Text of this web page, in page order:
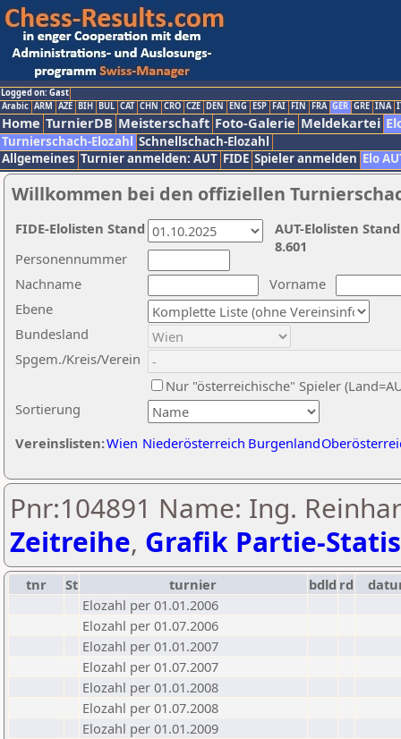
Logged on: Gast
Arabic ARM AZE BIH BUL CAT CHN CRO CZE DEN ENG ESP FAI FIN FRA GER GRE INA
Home TurnierDB Meisterschaft Foto-Galerie Meldekartei
Turnierschach-Elozahl Schnellschach-Elozahl
Allgemeines Turnier anmelden: AUT FIDE Spieler anmelden Elo
Willkommen bei den offiziellen
Nachname
Vorname
Ebene
Sortierung
Personennummer
Bundesland
Spgem./Kreis/Verein
Nur "österreichische" Spieler
Vereinslisten:Wien Niederösterreich Burgenland
AUT-Elolisten
8.601
FIDE-Elolisten Stand
Pnr:104891 Name: Ing.
Zeitreihe, Grafik Partie-
tnr St turnier bdld rd
Elozahl per 01.01.2006
Elozahl per 01.07.2006
Elozahl per 01.01.2007
Elozahl per 01.07.2007
Elozahl per 01.01.2008
Elozahl per 01.07.2008
Elozahl per 01.01.2009